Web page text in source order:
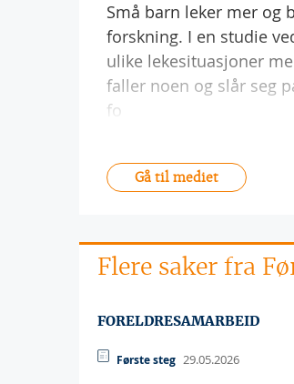
Små barn leker mer og
forskning. I en studie
ulike lekesituasjoner
faller noen og slår seg
fo
Gå til mediet
Flere saker fra
FORELDRESAMARBEID
Første steg 29.05.2026